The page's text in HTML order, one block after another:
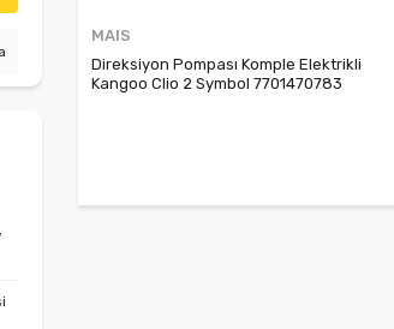
MAIS
Direksiyon Pompası Komple Elektrikli
Kangoo Clio 2 Symbol 7701470783